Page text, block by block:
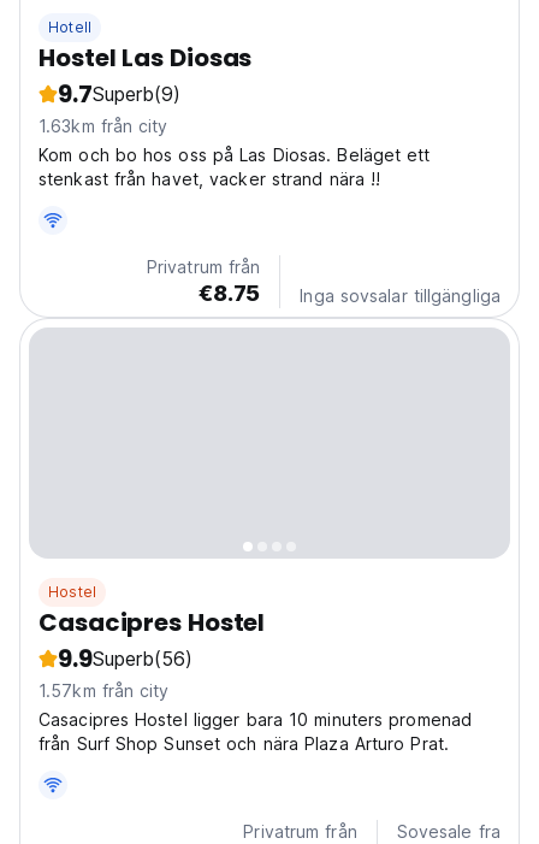
Hotell
Hostel Las Diosas
9.7Superb(9)
1.63km från city
Kom och bo hos oss på Las Diosas. Beläget ett
stenkast från havet, vacker strand nära !!
Privatrum från
€8.75 Inga sovsalar tillgängliga
Hostel
Casacipres Hostel
9.9Superb(56)
1.57km från city
Casacipres Hostel ligger bara 10 minuters promenad
från Surf Shop Sunset och nära Plaza Arturo Prat.
Privatrum från Sovesale fra